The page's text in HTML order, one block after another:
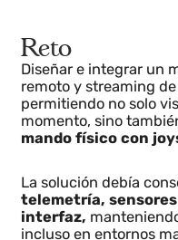
Reto
Diseñar e integrar
remoto y streaming
momento, sino
mando físico con